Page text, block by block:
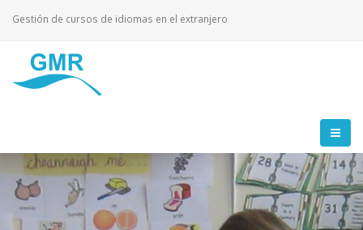
Gestión de cursos de idiomas en el extranjero